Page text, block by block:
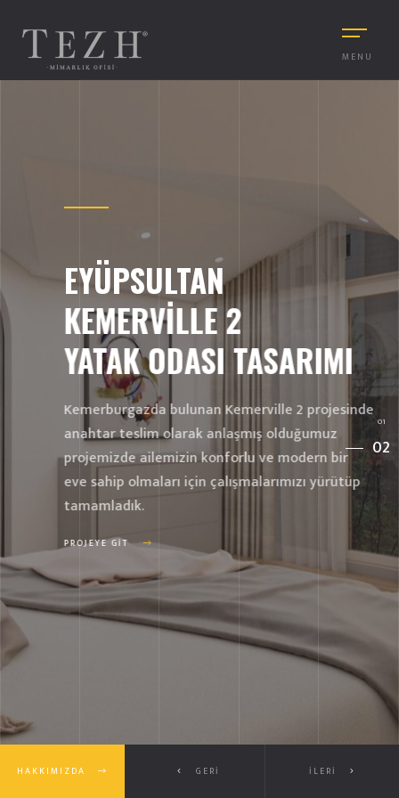
MENU
HAKKIMIZDA
EYÜPSULTAN
KEMERVILLE 2
YATAK ODASI TASARIMI
Kemerburgazda bulunan Kemerville 2 projesinde
anahtar teslim olarak anlaşmış olduğumuz
projemizde ailemizin konforlu ve modern bir
eve sahip olmaları için çalışmalarımızı yürütüp
tamamladık.
PROJEYE GIT
İLERI
GERI